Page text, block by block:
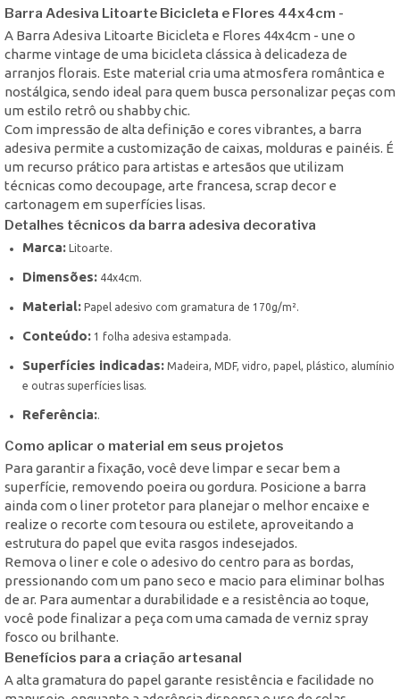
Barra Adesiva Litoarte Bicicleta e Flores 44x4cm -
A Barra Adesiva Litoarte Bicicleta e Flores 44x4cm - une o
charme vintage de uma bicicleta clássica à delicadeza de
arranjos florais. Este material cria uma atmosfera romântica e
nostálgica, sendo ideal para quem busca personalizar peças com
um estilo retrô ou shabby chic.
Com impressão de alta definição e cores vibrantes, a barra
adesiva permite a customização de caixas, molduras e painéis. É
um recurso prático para artistas e artesãos que utilizam
técnicas como decoupage, arte francesa, scrap decor e
cartonagem em superfícies lisas.
Detalhes técnicos da barra adesiva decorativa
Marca: Litoarte.
Dimensões: 44x4cm.
Material: Papel adesivo com gramatura de 170g/m².
Conteúdo: 1 folha adesiva estampada.
Superfícies indicadas: Madeira, MDF, vidro, papel, plástico, alumínio
e outras superfícies lisas.
Referência:.
Como aplicar o material em seus projetos
Para garantir a fixação, você deve limpar e secar bem a
superfície, removendo poeira ou gordura. Posicione a barra
ainda com o liner protetor para planejar o melhor encaixe e
realize o recorte com tesoura ou estilete, aproveitando a
estrutura do papel que evita rasgos indesejados.
Remova o liner e cole o adesivo do centro para as bordas,
pressionando com um pano seco e macio para eliminar bolhas
de ar. Para aumentar a durabilidade e a resistência ao toque,
você pode finalizar a peça com uma camada de verniz spray
fosco ou brilhante.
Benefícios para a criação artesanal
A alta gramatura do papel garante resistência e facilidade no